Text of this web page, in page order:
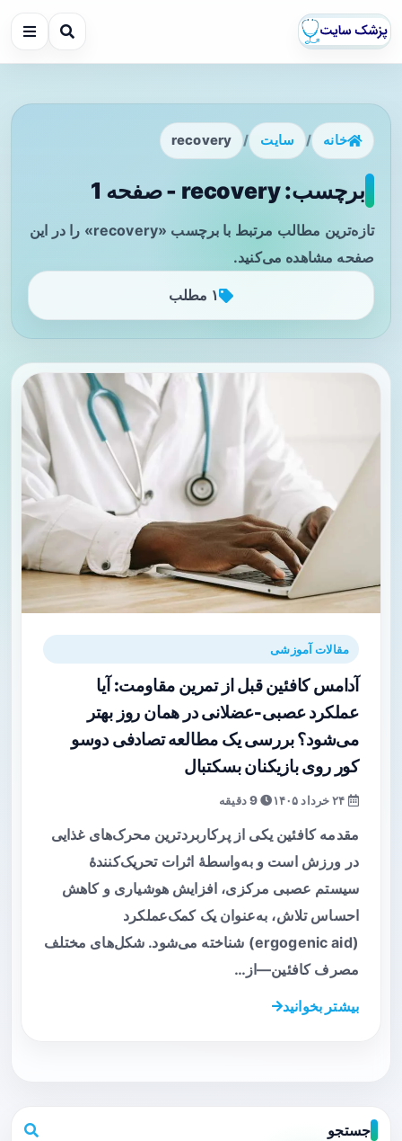
خانه / سایت /
recovery
برچسب: recovery - صفحه 1
تازه‌ترین مطالب مرتبط با برچسب «recovery» را در این
صفحه مشاهده می‌کنید.
۱ مطلب
مقالات آموزشی
آدامس کافئین قبل از تمرین مقاومت: آیا
عملکرد عصبی‑عضلانی در همان روز بهتر
می‌شود؟ بررسی یک مطالعه تصادفی دوسو
کور روی بازیکنان بسکتبال
9 دقیقه
مقدمه کافئین یکی از پرکاربردترین محرک‌های غذایی
در ورزش است و به‌واسطهٔ اثرات تحریک‌کنندهٔ
سیستم عصبی مرکزی، افزایش هوشیاری و کاهش
احساس تلاش، به‌عنوان یک کمک‌عملکرد
(ergogenic aid) شناخته می‌شود. شکل‌های مختلف
مصرف کافئین—از…
بیشتر بخوانید
جستجو